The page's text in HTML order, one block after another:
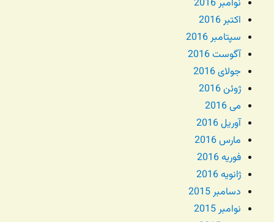
نوامبر 2016
اکتبر 2016
سپتامبر 2016
آگوست 2016
جولای 2016
ژوئن 2016
می 2016
آوریل 2016
مارس 2016
فوریه 2016
ژانویه 2016
دسامبر 2015
نوامبر 2015